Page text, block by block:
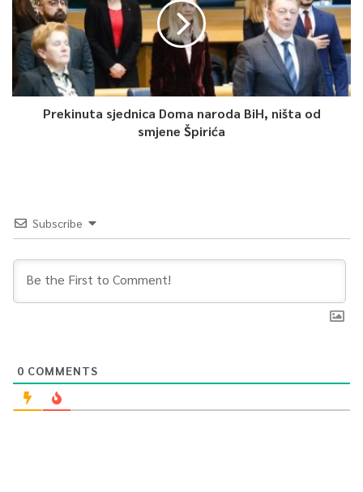
Prekinuta sjednica Doma naroda BiH, ništa od
smjene Špirića
Subscribe
0 COMMENTS